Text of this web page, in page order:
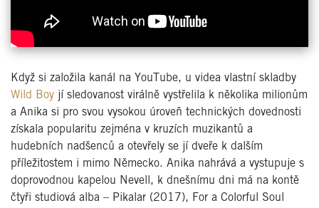
Když si založila kanál na YouTube, u videa vlastní skladby
Wild Boy jí sledovanost virálně vystřelila k několika milionům
a Anika si pro svou vysokou úroveň technických dovednosti
získala popularitu zejména v kruzích muzikantů a
hudebních nadšenců a otevřely se jí dveře k dalším
příležitostem i mimo Německo. Anika nahrává a vystupuje s
doprovodnou kapelou Nevell, k dnešnímu dni má na kontě
čtyři studiová alba – Pikalar (2017), For a Colorful Soul